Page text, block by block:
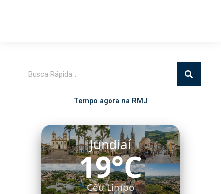
Tempo agora na RMJ
Jundiaí
19°C
Céu Limpo